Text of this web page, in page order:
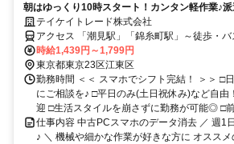
朝はゆっくり10時スタート！カンタン軽作業♪
～◎【WEB登録会実施中】
テイケイトレード株式会社
アクセス 「潮見駅」「錦糸町駅」～徒歩・
中！＞
時給1,439円～1,799円
東京都東京23区江東区
勤務時間 ＜＜ スマホでシフト完結！ ＞＞ □
にご相談を♪ □平日のみ(土日祝休み)など自由
迎 □生活スタイルを崩さずに勤務が可能◎ □前
仕事内容 中古PCスマホのデータ消去 ／ 週1
♪ ＼ 機械や細かな作業が好きな方に オスス